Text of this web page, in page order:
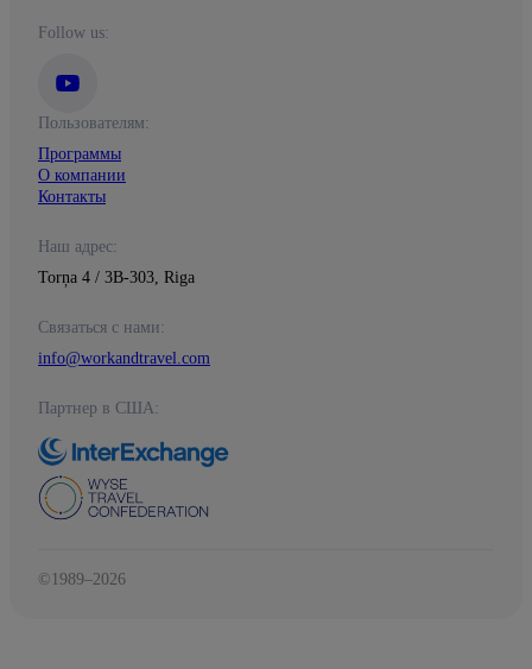
Follow us:
Пользователям:
Программы
О компании
Контакты
Наш адрес:
Torņa 4 / 3B-303, Riga
Связаться с нами:
info@workandtravel.com
Партнер в США:
©1989–2026